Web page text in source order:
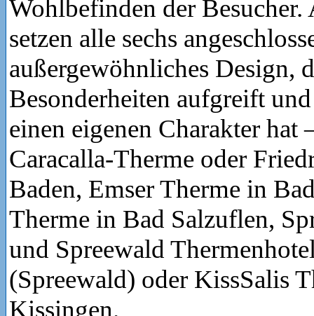
Wohlbefinden der
setzen alle sechs
außergewöhnliches Design,
Besonderheiten aufgreift
einen eigenen Charakter hat
Caracalla-Therme oder
Baden, Emser Therme in
Therme in Bad Salzuflen,
und Spreewald
(Spreewald) oder KissSalis
Kissingen.